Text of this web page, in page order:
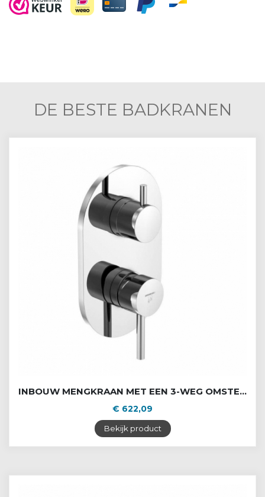
DE BESTE BADKRANEN
INBOUW MENGKRAAN MET EEN 3-WEG OMSTELLER
€ 622,09
Bekijk product